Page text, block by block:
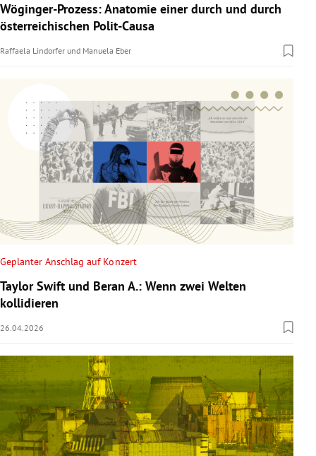
Wöginger-Prozess: Anatomie einer durch und durch
österreichischen Polit-Causa
Raffaela Lindorfer und Manuela Eber
Geplanter Anschlag auf Konzert
Taylor Swift und Beran A.: Wenn zwei Welten
kollidieren
26.04.2026